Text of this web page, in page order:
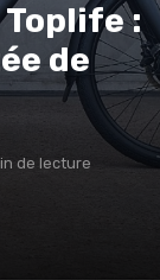
:
de
de lecture